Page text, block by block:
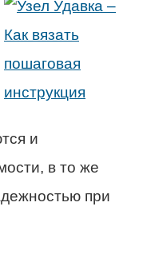
и
в то же
при